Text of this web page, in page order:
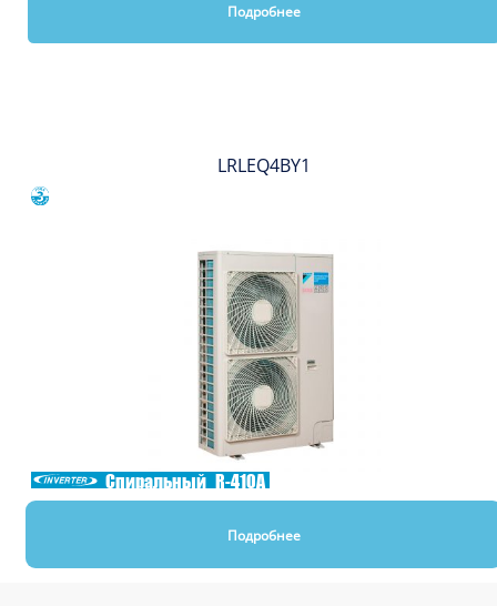
Подробнее
LRLEQ4BY1
Спиральный R-410A
Подробнее